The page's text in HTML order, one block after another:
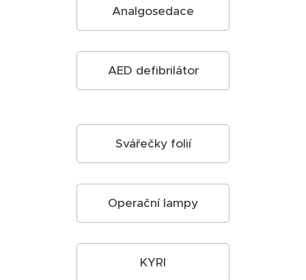
Analgosedace
AED defibrilátor
Svářečky folií
Operační lampy
KYRI